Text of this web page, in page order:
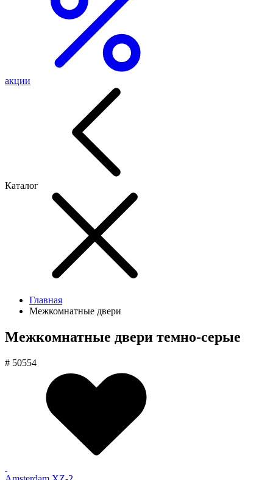
акции
Каталог
Главная
Межкомнатные двери
Межкомнатные двери темно-серые
# 50554